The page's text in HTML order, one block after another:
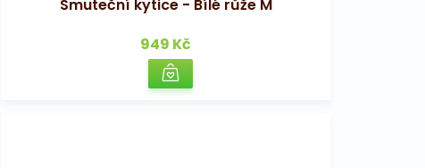
Smuteční kytice - Bílé růže M
949 Kč